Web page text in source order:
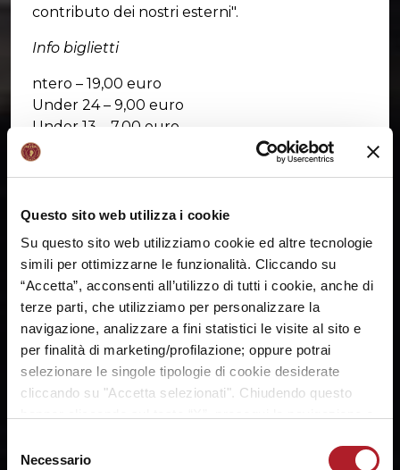
Questo sito web utilizza i cookie
Su questo sito web utilizziamo cookie ed altre tecnologie
simili per ottimizzarne le funzionalità. Cliccando su
“Accetta”, acconsenti all’utilizzo di tutti i cookie, anche di
terze parti, che utilizziamo per personalizzare la
navigazione, analizzare a fini statistici le visite al sito e
per finalità di marketing/profilazione; oppure potrai
selezionare le singole tipologie di cookie desiderate
cliccando su "Accetta selezionati". Chiudendo questo
fruizione del sito. Potrai modificare le tue preferenze in
delNecessario
contributo dei nostri esterni".
Info biglietti
ntero – 19,00 euro
Under 24 – 9,00 euro
Under 13 – 7,00 euro
Reyer Ladies – 10,00 euro
Punti vendita abilitati:
– Reyer Store del Taliercio, dalle 16.30 alle 19.30
– rivenditori autorizzati, listaQUI
–online
SHARE: